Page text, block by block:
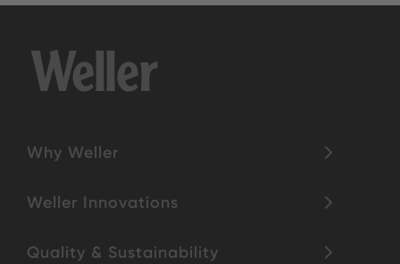
Why Weller
Weller Innovations
Quality & Sustainability